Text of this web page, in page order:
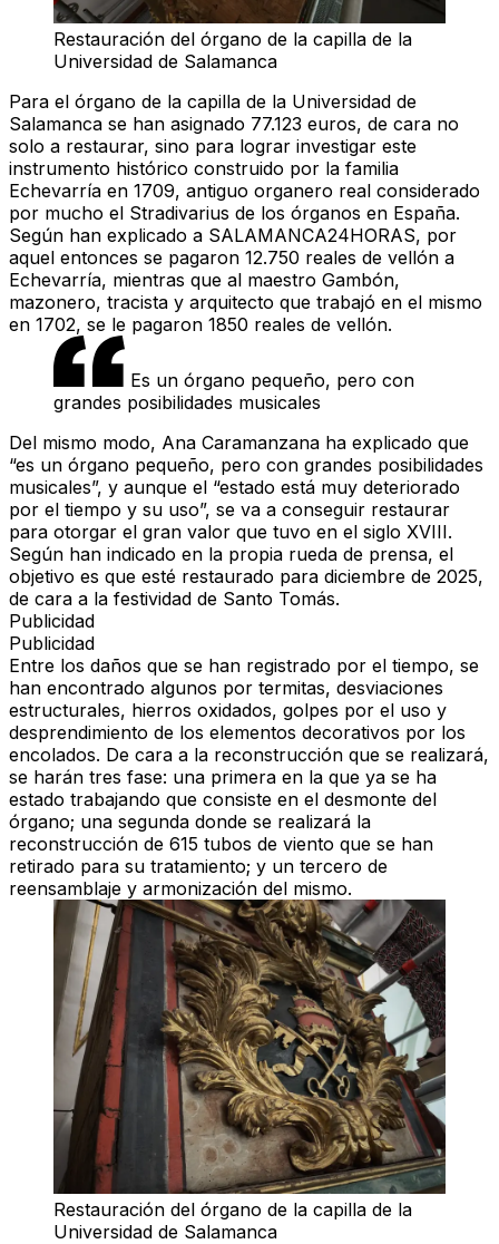
Restauración del órgano de la capilla de la
Universidad de Salamanca
Para el órgano de la capilla de la Universidad de
Salamanca se han asignado 77.123 euros, de cara no
solo a restaurar, sino para lograr investigar este
instrumento histórico construido por la familia
Echevarría en 1709, antiguo organero real considerado
por mucho el Stradivarius de los órganos en España.
Según han explicado a SALAMANCA24HORAS, por
aquel entonces se pagaron 12.750 reales de vellón a
Echevarría, mientras que al maestro Gambón,
mazonero, tracista y arquitecto que trabajó en el mismo
en 1702, se le pagaron 1850 reales de vellón.
Es un órgano pequeño, pero con
grandes posibilidades musicales
Del mismo modo, Ana Caramanzana ha explicado que
“es un órgano pequeño, pero con grandes posibilidades
musicales”, y aunque el “estado está muy deteriorado
por el tiempo y su uso”, se va a conseguir restaurar
para otorgar el gran valor que tuvo en el siglo XVIII.
Según han indicado en la propia rueda de prensa, el
objetivo es que esté restaurado para diciembre de 2025,
de cara a la festividad de Santo Tomás.
Publicidad
Publicidad
Entre los daños que se han registrado por el tiempo, se
han encontrado algunos por termitas, desviaciones
estructurales, hierros oxidados, golpes por el uso y
desprendimiento de los elementos decorativos por los
encolados. De cara a la reconstrucción que se realizará,
se harán tres fase: una primera en la que ya se ha
estado trabajando que consiste en el desmonte del
órgano; una segunda donde se realizará la
reconstrucción de 615 tubos de viento que se han
retirado para su tratamiento; y un tercero de
reensamblaje y armonización del mismo.
Restauración del órgano de la capilla de la
Universidad de Salamanca